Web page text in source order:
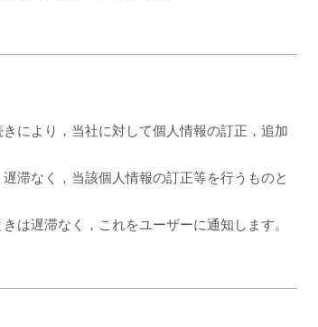
により，当社に対して個人情報の訂正，追加
滞なく，当該個人情報の訂正等を行うものと
は遅滞なく，これをユーザーに通知します。